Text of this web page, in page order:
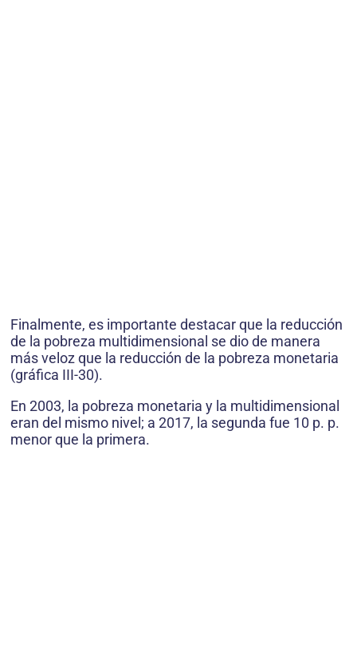
Finalmente, es importante destacar que la reducción
de la pobreza multidimensional se dio de manera
más veloz que la reducción de la pobreza monetaria
(gráfica III-30).
En 2003, la pobreza monetaria y la multidimensional
eran del mismo nivel; a 2017, la segunda fue 10 p. p.
menor que la primera.